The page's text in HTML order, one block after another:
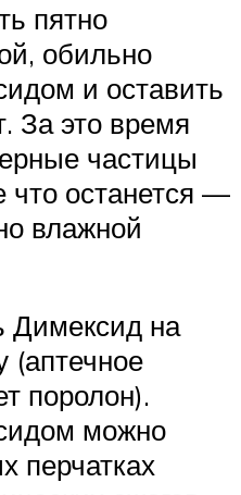
пятно
обильно
и оставить
За это время
частицы
что останется —
влажной
Димексид на
(аптечное
поролон).
можно
перчатках